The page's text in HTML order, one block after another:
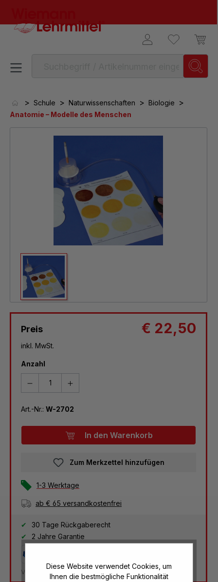
> Schule > Naturwissenschaften > Biologie >
Anatomie – Modelle des Menschen
Bildergalerie überspringen
Preis € 22,50
inkl. MwSt.
Anzahl
Art.-Nr.: W-2702
In den Warenkorb
Zum Merkzettel hinzufügen
1-3 Werktage
ab € 65 versandkostenfrei
30 Tage Rückgaberecht
2 Jahre Garantie
Versandkosten Deutschland: € 3,95
Diese Website verwendet Cookies, um
Ihnen die bestmögliche Funktionalität